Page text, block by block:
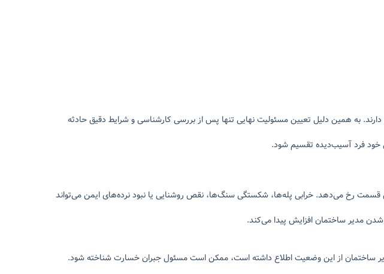
به همین دلیل تعیین مسئولیت نهایی تنها پس از بررسی کارشناسی و شرایط دقیق حادثه
خود فرد آسیب‌دیده تقسیم شود.
رخ می‌دهد. خرابی پله‌ها، شکستگی سنگ‌ها، نقص روشنایی یا نبود نرده‌های ایمن می‌تواند
مدیر ساختمان افزایش پیدا می‌کند.
ساختمان از این وضعیت اطلاع داشته است، ممکن است مسئول جبران خسارت شناخته شود.